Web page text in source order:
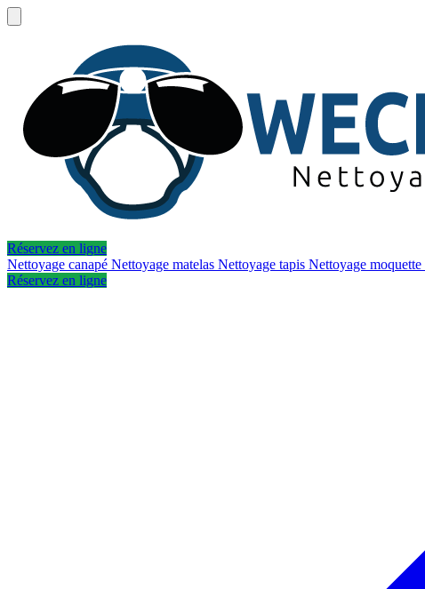
Réservez en ligne
Nettoyage canapé Nettoyage matelas Nettoyage tapis Nettoyage moquette
Réservez en ligne